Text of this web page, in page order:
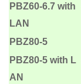
PBZ60-6.7 with
LAN
PBZ80-5
PBZ80-5 with L
AN